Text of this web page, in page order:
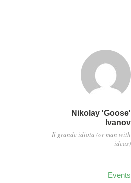
Nikolay 'Goose'
Ivanov
Il grande idiota (or man with
ideas)
Events